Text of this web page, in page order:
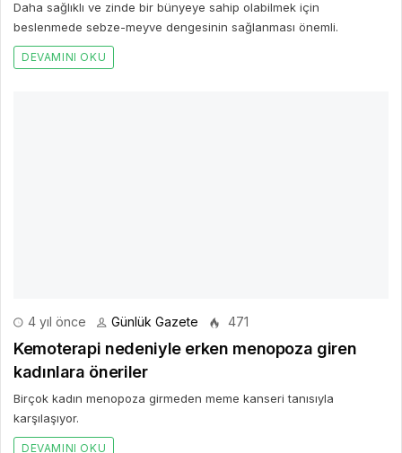
Daha sağlıklı ve zinde bir bünyeye sahip olabilmek için
beslenmede sebze-meyve dengesinin sağlanması önemli.
DEVAMINI OKU
4 yıl önce Günlük Gazete 471
Kemoterapi nedeniyle erken menopoza giren
kadınlara öneriler
Birçok kadın menopoza girmeden meme kanseri tanısıyla
karşılaşıyor.
DEVAMINI OKU